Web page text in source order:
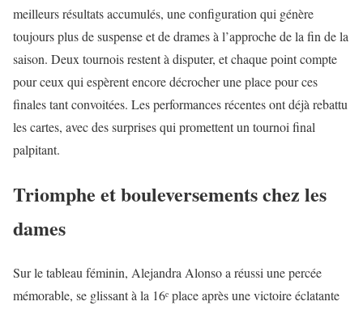
meilleurs résultats accumulés, une configuration qui génère
toujours plus de suspense et de drames à l’approche de la fin de la
saison. Deux tournois restent à disputer, et chaque point compte
pour ceux qui espèrent encore décrocher une place pour ces
finales tant convoitées. Les performances récentes ont déjà rebattu
les cartes, avec des surprises qui promettent un tournoi final
palpitant.
Triomphe et bouleversements chez les
dames
Sur le tableau féminin, Alejandra Alonso a réussi une percée
mémorable, se glissant à la 16ᵉ place après une victoire éclatante